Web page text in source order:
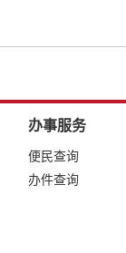
办事服务
便民查询
办件查询